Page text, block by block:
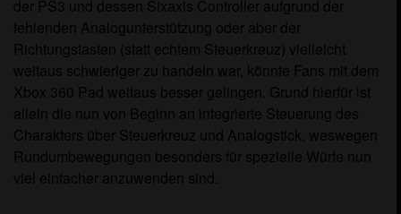
der PS3 und dessen Sixaxis Controller aufgrund der
fehlenden Analogunterstützung oder aber der
Richtungstasten (statt echtem Steuerkreuz) vielleicht
weitaus schwieriger zu handeln war, könnte Fans mit dem
Xbox 360 Pad weitaus besser gelingen. Grund hierfür ist
allein die nun von Beginn an integrierte Steuerung des
Charakters über Steuerkreuz und Analogstick, weswegen
Rundumbewegungen besonders für spezielle Würfe nun
viel einfacher anzuwenden sind.